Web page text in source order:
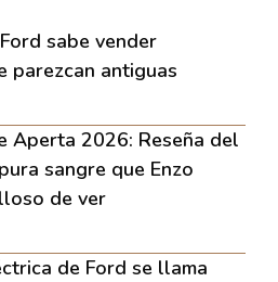
sabe vender
parezcan antiguas
Aperta 2026: Reseña del
sangre que Enzo
de ver
de Ford se llama